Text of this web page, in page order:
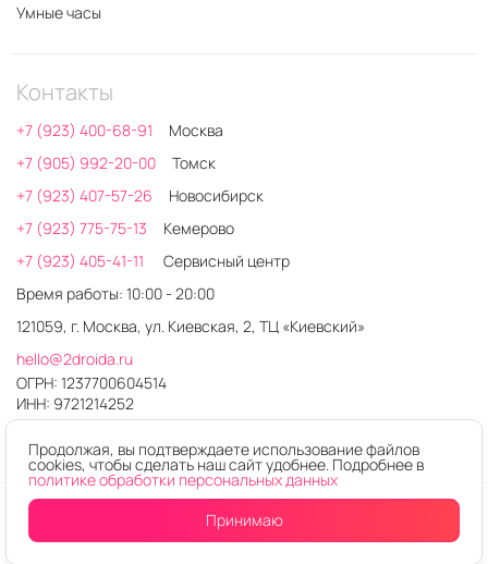
Умные часы
Контакты
+7 (923) 400-68-91
Москва
+7 (905) 992-20-00
Томск
+7 (923) 407-57-26
Новосибирск
+7 (923) 775-75-13
Кемерово
+7 (923) 405-41-11
Сервисный центр
Время работы: 10:00 - 20:00
121059, г. Москва, ул. Киевская, 2, ТЦ «Киевский»
hello@2droida.ru
ОГРН: 1237700604514
ИНН: 9721214252
© 2026. Любое использование контента без письменного
Интернет-магазин электроники 2DROIDA
Продолжая, вы подтверждаете использование файлов
cookies, чтобы сделать наш сайт удобнее. Подробнее в
политике обработки персональных данных
Принимаю